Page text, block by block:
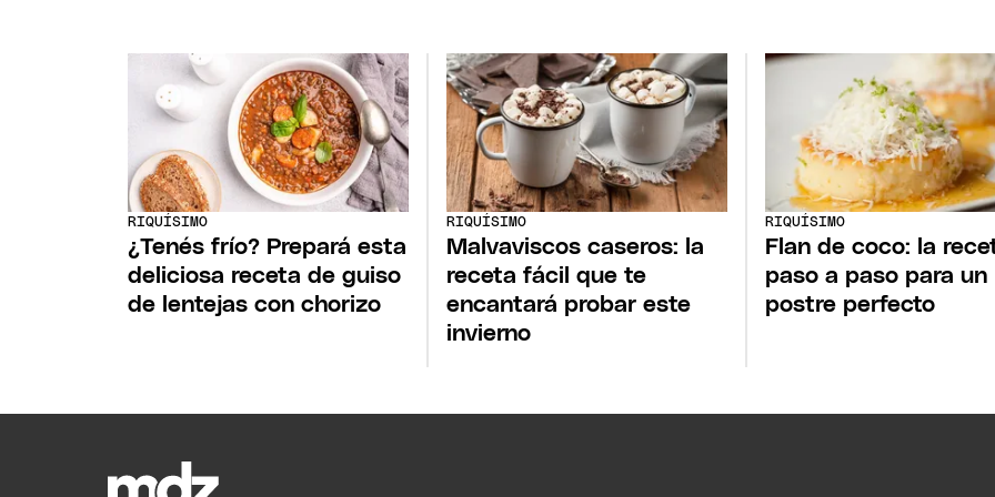
RIQUÍSIMO
¿Tenés frío? Prepará esta
deliciosa receta de guiso
de lentejas con chorizo
RIQUÍSIMO
Malvaviscos caseros: la
receta fácil que te
encantará probar este
invierno
RIQUÍSIMO
Flan de coco: la
paso a paso para un
postre perfecto